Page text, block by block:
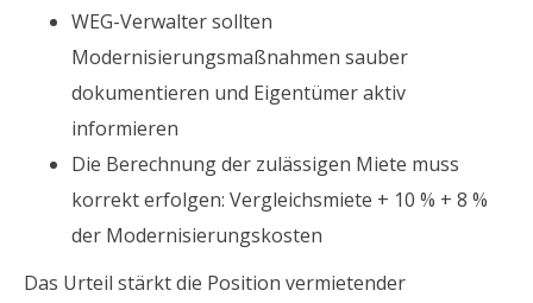
WEG-Verwalter sollten
Modernisierungsmaßnahmen sauber
dokumentieren und Eigentümer aktiv
informieren
Die Berechnung der zulässigen Miete muss
korrekt erfolgen: Vergleichsmiete + 10 % + 8 %
der Modernisierungskosten
Das Urteil stärkt die Position vermietender